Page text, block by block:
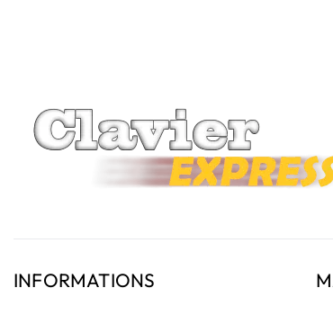
INFORMATIONS